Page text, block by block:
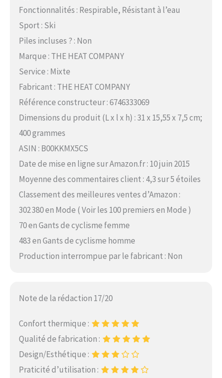
Fonctionnalités : Respirable, Résistant à l’eau
Sport : Ski
Piles incluses ? : Non
Marque : THE HEAT COMPANY
Service : Mixte
Fabricant : THE HEAT COMPANY
Référence constructeur : 6746333069
Dimensions du produit (L x l x h) : 31 x 15,55 x 7,5 cm;
400 grammes
ASIN : B00KKMX5CS
Date de mise en ligne sur Amazon.fr : 10 juin 2015
Moyenne des commentaires client : 4,3 sur 5 étoiles
Classement des meilleures ventes d’Amazon :
302 380 en Mode ( Voir les 100 premiers en Mode )
70 en Gants de cyclisme femme
483 en Gants de cyclisme homme
Production interrompue par le fabricant : Non
Note de la rédaction 17/20
Confort thermique :
Qualité de fabrication :
Design/Esthétique :
Praticité d’utilisation :